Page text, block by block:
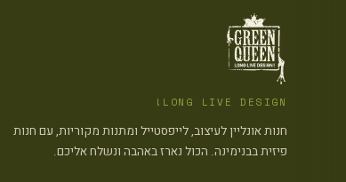
LONG LIVE DESIGN!
חנות אונליין לעיצוב, לייפסטייל ומתנות מקוריות, עם חנות
פיזית בבנימינה. הכול נארז באהבה ונשלח אליכם.